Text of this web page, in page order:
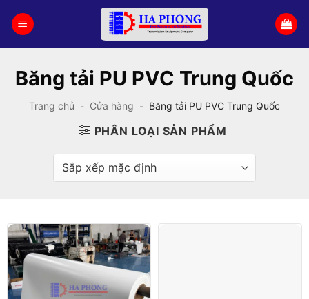
qua
Băng tải PU PVC Trung Quốc
Trang chủ - Cửa hàng - Băng tải PU PVC Trung Quốc
PHÂN LOẠI SẢN PHẨM